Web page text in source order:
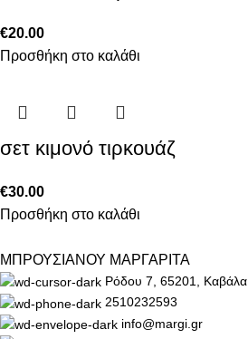
€20.00
Προσθήκη στο καλάθι
σετ κιμονό τιρκουάζ
€30.00
Προσθήκη στο καλάθι
ΜΠΡΟΥΣΙΑΝΟΥ ΜΑΡΓΑΡΙΤΑ
Ρόδου 7, 65201, Καβάλα
2510232593
info@margi.gr